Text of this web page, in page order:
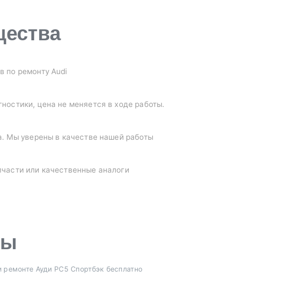
по ремонту Audi
цена не меняется в ходе работы.
Мы уверены в качестве нашей работы
или качественные аналоги
Ауди РС5 Спортбэк бесплатно